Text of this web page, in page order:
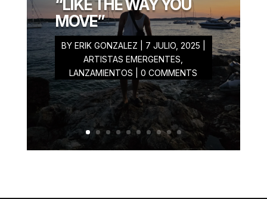
“LIKE THE WAY YOU
MOVE”
BY ERIK GONZALEZ 7 JULIO, 2025
ARTISTAS EMERGENTES
LANZAMIENTOS | 0 COMMENTS